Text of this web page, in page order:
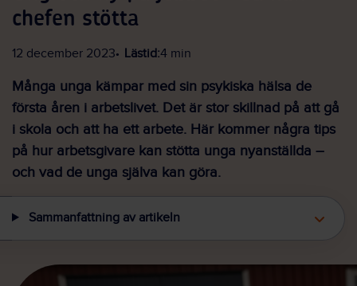
chefen stötta
12 december 2023 Lästid:4 min
Många unga kämpar med sin psykiska hälsa de
första åren i arbetslivet. Det är stor skillnad på att gå
i skola och att ha ett arbete. Här kommer några tips
på hur arbetsgivare kan stötta unga nyanställda –
och vad de unga själva kan göra.
Sammanfattning av artikeln